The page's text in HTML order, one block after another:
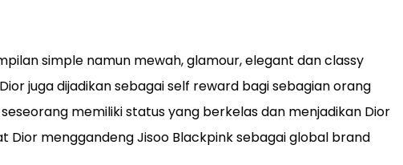
simple namun mewah, glamour, elegant dan classy
juga dijadikan sebagai self reward bagi sebagian orang
memiliki status yang berkelas dan menjadikan Dior
Dior menggandeng Jisoo Blackpink sebagai global brand